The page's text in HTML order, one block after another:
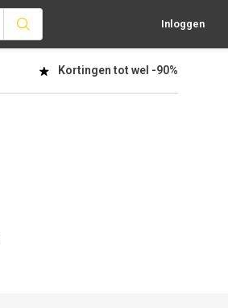
Inloggen
Kortingen tot wel -90%